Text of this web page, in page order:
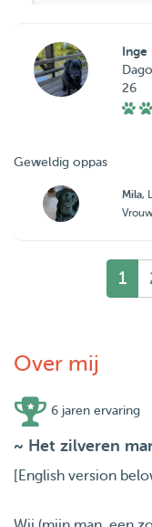
Inge
26
Geweldig oppas
Mila,
1
Over mij
6 jaren ervaring
~ Het zilveren
[English version